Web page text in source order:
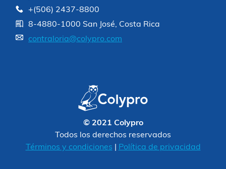
+(506) 2437-8800
8-4880-1000 San José, Costa Rica
contraloria@colypro.com
© 2021 Colypro
Todos los derechos reservados
Términos y condiciones
Política de privacidad